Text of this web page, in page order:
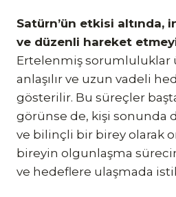
Satürn’ün etkisi altında,
ve düzenli hareket
Ertelenmiş sorumluluklar
anlaşılır ve uzun vadeli
gösterilir. Bu süreçler başta
görünse de, kişi sonunda
ve bilinçli bir birey olarak
bireyin olgunlaşma
ve hedeflere ulaşmada